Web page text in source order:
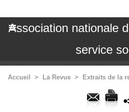
Association nationale
service
Accueil > La Revue > Extraits de la